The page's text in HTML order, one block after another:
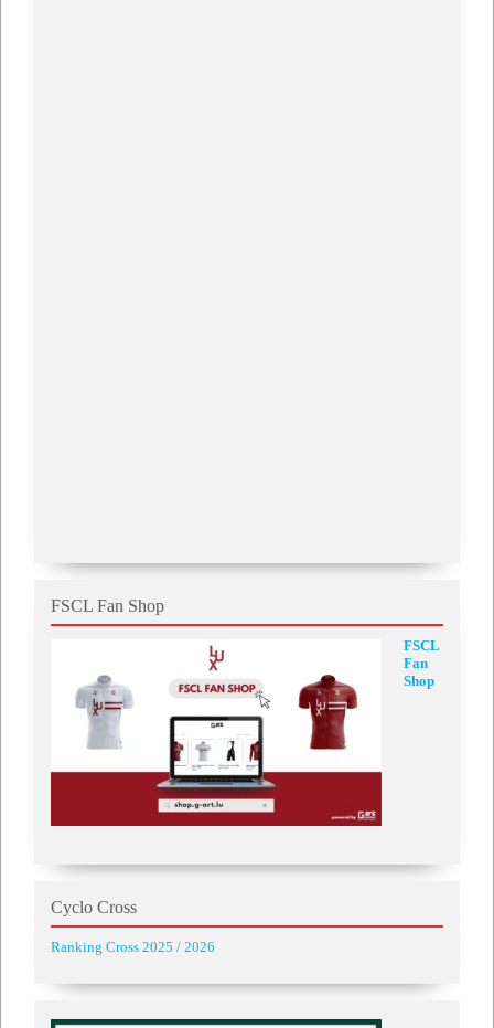
FSCL Fan Shop
FSCL
Fan
Shop
Cyclo Cross
Ranking Cross 2025 / 2026